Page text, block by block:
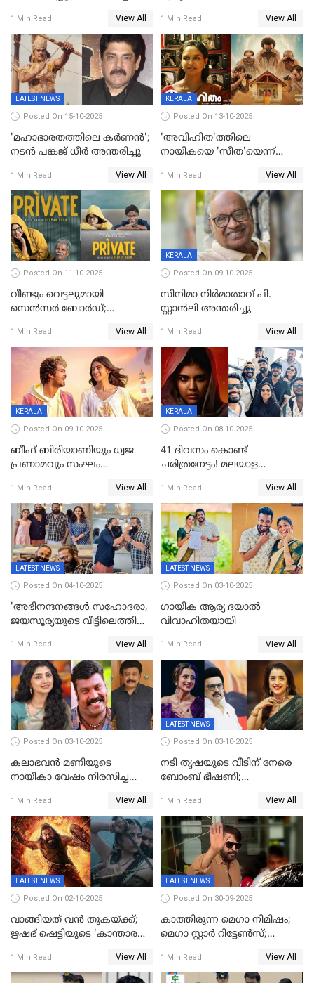
1 Min Read View All
പരാതിയിൽ
1 Min Read View All
LATEST NEWS
Posted On 15-10-2025
'മഹാഭാരതത്തിലെ കർണന്‍';
നടൻ പങ്കജ് ധീർ അന്തരിച്ചു
1 Min Read View All
KERALA
Posted On 13-10-2025
'അവിഹിത'ത്തിലെ
നായികയെ 'സീത'യെന്ന്
ബോർഡ്
1 Min Read View All
Posted On 11-10-2025
വീണ്ടും വെട്ടലുമായി
സെന്‍സര്‍ ബോര്‍ഡ്;
തിരുത്തല്‍
1 Min Read View All
KERALA
Posted On 09-10-2025
സിനിമാ നിർമാതാവ് പി.
സ്റ്റാൻലി അന്തരിച്ചു
1 Min Read View All
KERALA
Posted On 09-10-2025
ബീഫ് ബിരിയാണിയും ധ്വജ
പ്രണാമവും സംഘം
നിഗത്തിന്റെ ഹാൽ
സിനിമയ്ക്ക്
സെൻസർബോർഡിന്റെ
കടുംവെട്ട്
1 Min Read View All
KERALA
Posted On 08-10-2025
41 ദിവസം കൊണ്ട്
ചരിത്രനേട്ടം! മലയാള
അധ്യായം, വിസ്മയമായി
ലോക 300 കോടി ക്ലബ്ബിൽ
1 Min Read View All
LATEST NEWS
Posted On 04-10-2025
'അഭിനന്ദനങ്ങൾ സഹോദരാ,
ജയസൂര്യയുടെ വീട്ടിലെത്തി
ആഘോഷം'
1 Min Read View All
LATEST NEWS
Posted On 03-10-2025
ഗായിക ആര്യ ദയാൽ
വിവാഹിതയായി
1 Min Read View All
Posted On 03-10-2025
കലാഭവൻ മണിയുടെ
നായികാ വേഷം നിരസിച്ച
നടി ദിവ്യ ഉണ്ണിയല്ലെന്നും
സമൂഹമാധ്യമത്തിൽ കുറിപ്പ്
1 Min Read View All
LATEST NEWS
Posted On 03-10-2025
നടി തൃഷയുടെ വീടിന് നേരെ
ബോംബ് ഭീഷണി;
കണ്ടെത്തൽ
1 Min Read View All
LATEST NEWS
Posted On 02-10-2025
വാങ്ങിയത് വൻ തുകയ്ക്ക്;
ഋഷഭ് ഷെട്ടിയുടെ 'കാന്താര
കാണാം
1 Min Read View All
LATEST NEWS
Posted On 30-09-2025
കാത്തിരുന്ന മെഗാ നിമിഷം;
മെഗാ സ്റ്റാർ റിട്ടേൺസ്;
ക്യാമറയ്ക്ക് മുന്നിലേക്ക്
1 Min Read View All